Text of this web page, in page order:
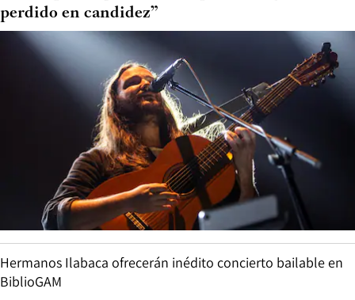
perdido en candidez”
Hermanos Ilabaca ofrecerán inédito concierto bailable en
BiblioGAM